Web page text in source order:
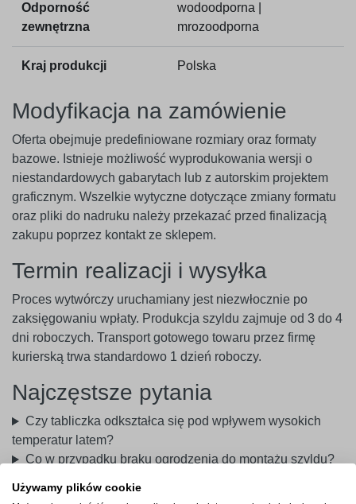
Odporność
zewnętrzna
wodoodporna |
mrozoodporna
Kraj produkcji Polska
Modyfikacja na zamówienie
Oferta obejmuje predefiniowane rozmiary oraz formaty
bazowe. Istnieje możliwość wyprodukowania wersji o
niestandardowych gabarytach lub z autorskim projektem
graficznym. Wszelkie wytyczne dotyczące zmiany formatu
oraz pliki do nadruku należy przekazać przed finalizacją
zakupu poprzez kontakt ze sklepem.
Termin realizacji i wysyłka
Proces wytwórczy uruchamiany jest niezwłocznie po
zaksięgowaniu wpłaty. Produkcja szyldu zajmuje od 3 do 4
dni roboczych. Transport gotowego towaru przez firmę
kurierską trwa standardowo 1 dzień roboczy.
Najczęstsze pytania
Czy tabliczka odkształca się pod wpływem wysokich
temperatur latem?
Co w przypadku braku ogrodzenia do montażu szyldu?
Czy na płycie można umieścić dodatkowe elementy
Używamy plików cookie